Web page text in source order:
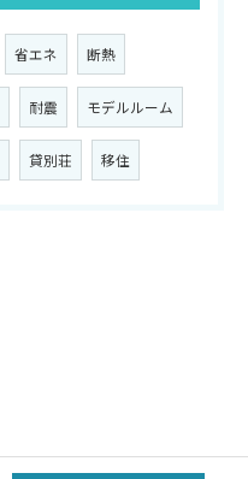
省エネ 断熱
耐震 モデルルーム
貸別荘 移住